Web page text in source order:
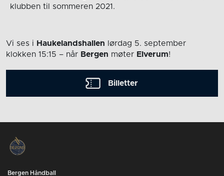
klubben til sommeren 2021.
Vi ses i Haukelandshallen lørdag 5. september
klokken 15:15 – når Bergen møter Elverum!
Billetter
Bergen Håndball